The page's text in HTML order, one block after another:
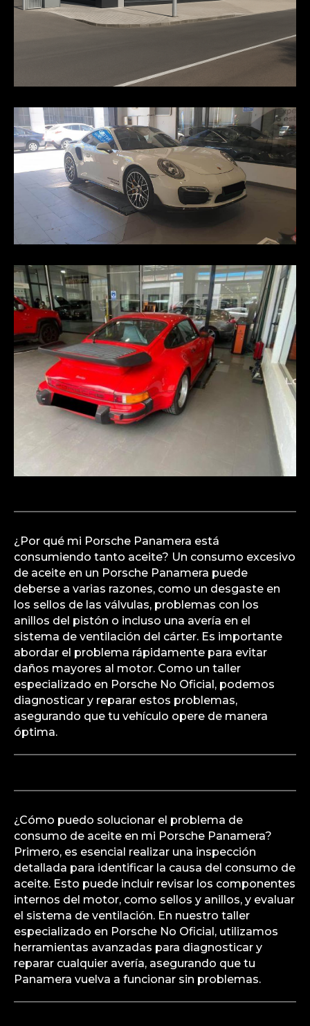
¿Por qué mi Porsche Panamera está
consumiendo tanto aceite? Un consumo excesivo
de aceite en un Porsche Panamera puede
deberse a varias razones, como un desgaste en
los sellos de las válvulas, problemas con los
anillos del pistón o incluso una avería en el
sistema de ventilación del cárter. Es importante
abordar el problema rápidamente para evitar
daños mayores al motor. Como un taller
especializado en Porsche No Oficial, podemos
diagnosticar y reparar estos problemas,
asegurando que tu vehículo opere de manera
óptima.
¿Cómo puedo solucionar el problema de
consumo de aceite en mi Porsche Panamera?
Primero, es esencial realizar una inspección
detallada para identificar la causa del consumo de
aceite. Esto puede incluir revisar los componentes
internos del motor, como sellos y anillos, y evaluar
el sistema de ventilación. En nuestro taller
especializado en Porsche No Oficial, utilizamos
herramientas avanzadas para diagnosticar y
reparar cualquier avería, asegurando que tu
Panamera vuelva a funcionar sin problemas.